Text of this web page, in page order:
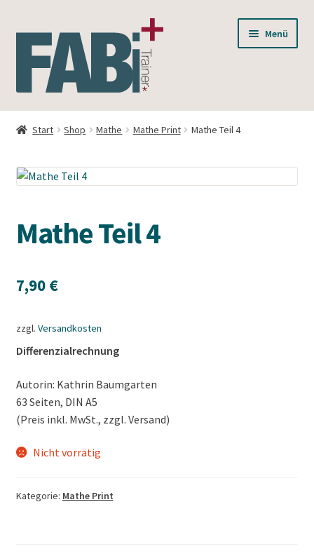
Navigation
springen
Inhalt
springen
Menü
BWL
Mathe Print
Mathe Teil 1
Mathe Teil 4
Mathe Stochastik
Mathe digital
Start Shop Mathe Mathe Print Mathe Teil 4
Mathe Teil 4
7,90 €
zzgl. Versandkosten
Differenzialrechnung
Autorin: Kathrin Baumgarten
63 Seiten, DIN A5
(Preis inkl. MwSt., zzgl. Versand)
Nicht vorrätig
Kategorie: Mathe Print